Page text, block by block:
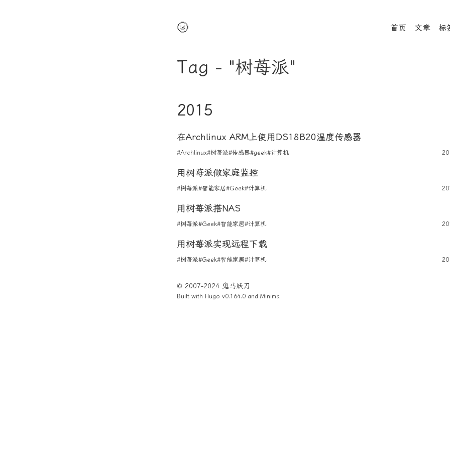
🌝 首页 文章 标
Tag - "树苺派"
2015
在Archlinux ARM上使用DS18B20温度传感器
#Archlinux#树苺派#传感器#geek#计算机
用树苺派做家庭监控
#树苺派#智能家居#Geek#计算机
用树苺派搭NAS
#树苺派#Geek#智能家居#计算机
用树苺派实现远程下载
#树苺派#Geek#智能家居#计算机
© 2007-2024 鬼马妖刀
Built with Hugo v0.164.0 and Minima